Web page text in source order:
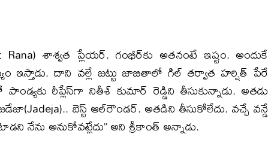
శాశ్వత ప్లేయర్. గంభీర్‌కు అతనంటే ఇష్టం. అందుకే
ఇస్తాడు. దాని వల్లే జట్టు జాబితాలో గిల్ తర్వాత హర్షిత్ పేరే
రీప్లేస్‌గా నితీశ్ కుమార్ రెడ్డిని తీసుకున్నాడు. అతడు
బెస్ట్ ఆల్‌రౌండర్. అతడిని తీసుకోలేదు. వచ్చే వన్డే
నేను అనుకోవట్లేదు’’ అని శ్రీకాంత్ అన్నాడు.